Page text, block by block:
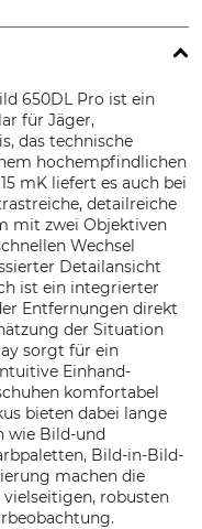
650DL Pro ist ein
für Jäger,
das technische
hochempfindlichen
mK liefert es auch bei
detailreiche
mit zwei Objektiven
Wechsel
Detailansicht
ist ein integrierter
Entfernungen direkt
der Situation
sorgt für ein
Einhand-
komfortabel
bieten dabei lange
wie Bild-und
Bild-in-Bild-
machen die
robusten